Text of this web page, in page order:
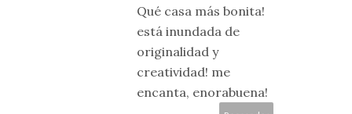
Qué casa más bonita!
está inundada de
originalidad y
creatividad! me
encanta, enorabuena!